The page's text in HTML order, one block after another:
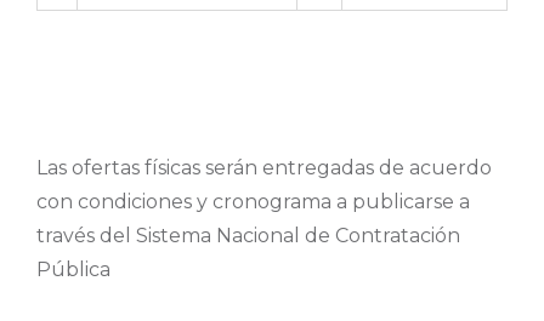
Las ofertas físicas serán entregadas de acuerdo
con condiciones y cronograma a publicarse a
través del Sistema Nacional de Contratación
Pública